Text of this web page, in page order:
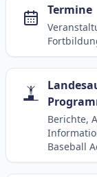
Termine
Berichte,
Baseball